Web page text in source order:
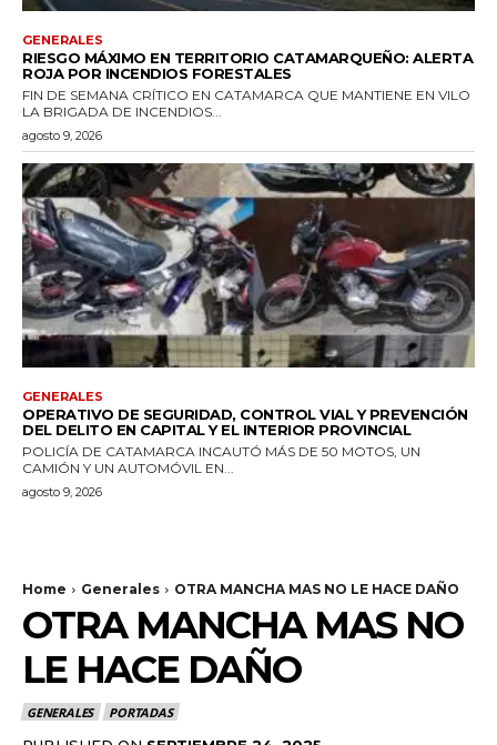
GENERALES
RIESGO MÁXIMO EN TERRITORIO CATAMARQUEÑO: ALERTA
ROJA POR INCENDIOS FORESTALES
FIN DE SEMANA CRÍTICO EN CATAMARCA QUE MANTIENE EN VILO
LA BRIGADA DE INCENDIOS...
agosto 9, 2026
GENERALES
OPERATIVO DE SEGURIDAD, CONTROL VIAL Y PREVENCIÓN
DEL DELITO EN CAPITAL Y EL INTERIOR PROVINCIAL
POLICÍA DE CATAMARCA INCAUTÓ MÁS DE 50 MOTOS, UN
CAMIÓN Y UN AUTOMÓVIL EN...
agosto 9, 2026